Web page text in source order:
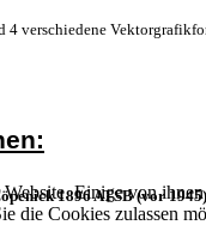
Einige von
die Cookies zulassen
verschiedene
1896 ATSB (vor 1945)